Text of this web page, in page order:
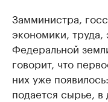
Замминистра,
экономики, труда,
Федеральной
говорит, что
них уже
подается сырье, в